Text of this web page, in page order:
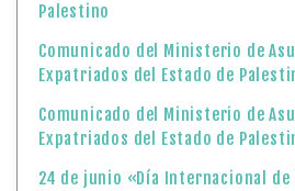
Palestino
Comunicado del Ministerio de
Expatriados del Estado de
Comunicado del Ministerio de
Expatriados del Estado de
24 de junio «Día Internacional de